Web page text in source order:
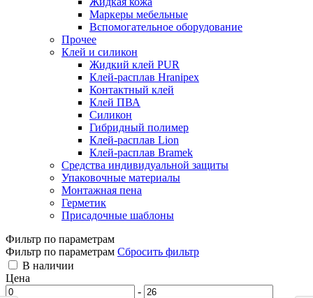
Маркеры мебельные
Вспомогательное оборудование
Прочее
Клей и силикон
Жидкий клей PUR
Клей-расплав Hranipex
Контактный клей
Клей ПВА
Силикон
Гибридный полимер
Клей-расплав Lion
Клей-расплав Bramek
Средства индивидуальной защиты
Упаковочные материалы
Монтажная пена
Герметик
Присадочные шаблоны
Фильтр по параметрам
Фильтр по параметрам Сбросить фильтр
В наличии
Цена
-